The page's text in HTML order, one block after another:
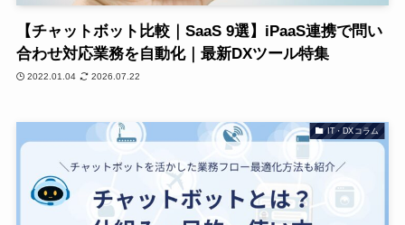
【チャットボット比較｜SaaS 9選】iPaaS連携で問い
合わせ対応業務を自動化｜最新DXツール特集
2022.01.04 2026.07.22
IT・DXコラム